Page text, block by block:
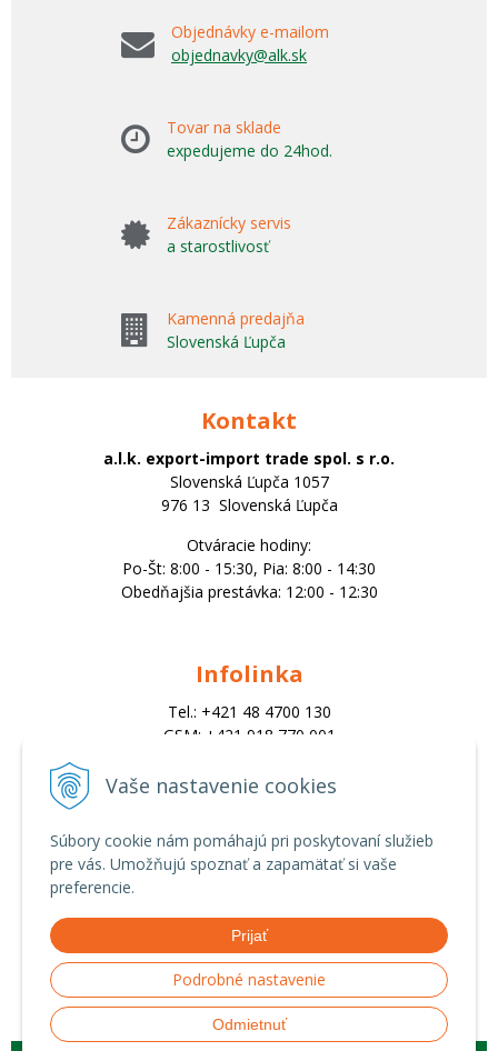
Vaše nastavenie cookies
Súbory cookie nám pomáhajú pri poskytovaní služieb
pre vás. Umožňujú spoznať a zapamätať si vaše
preferencie.
Prijať
Podrobné nastavenie
Odmietnuť
Objednávky e-mailom
objednavky@alk.sk
Tovar na sklade
expedujeme do 24hod.
Zákaznícky servis
a starostlivosť
Kamenná predajňa
Slovenská Ľupča
Kontakt
a.l.k. export-import trade spol. s r.o.
Slovenská Ľupča 1057
976 13 Slovenská Ľupča
Otváracie hodiny:
Po-Št: 8:00 - 15:30, Pia: 8:00 - 14:30
Obedňajšia prestávka: 12:00 - 12:30
Infolinka
Tel.: +421 48 4700 130
GSM: +421 918 770 001
trade@alk.sk
Obchodné podmienky
Ochrana osobných údajov
Možnosti platby a doprava
Reklamačný poriadok